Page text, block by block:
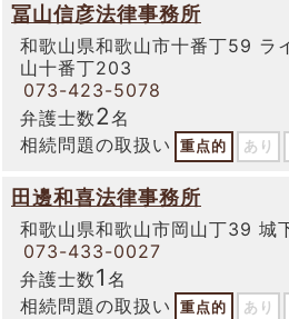
冨山信彦法律事務所
和歌山県和歌山市十番丁59 ラ
山十番丁203
073-423-5078
弁護士数2名
相続問題の取扱い
重点的 あり
田邊和喜法律事務所
和歌山県和歌山市岡山丁39 城
073-433-0027
弁護士数1 名
相続問題の取扱い
重点的 あり